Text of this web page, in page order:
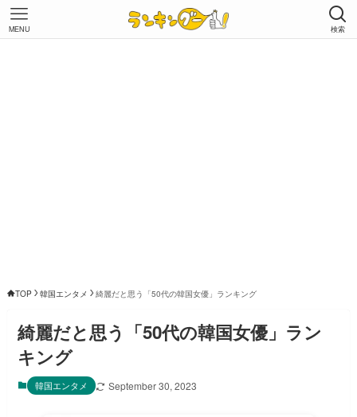
検索
MENU
TOP 韓国エンタメ 綺麗だと思う「50代の韓国女優」ランキング
綺麗だと思う「50代の韓国女優」ラン
キング
韓国エンタメ September 30, 2023